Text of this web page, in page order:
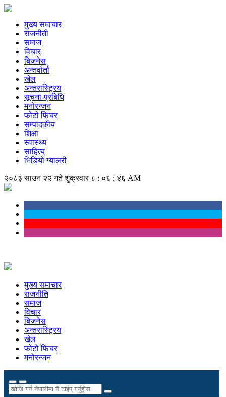
मुख्य समाचार
राजनीती
समाज
विचार
बिजनेस
अन्तर्वार्ता
खेल
अन्तरास्ट्रिय
सूचना-प्रबिधि
मनोरन्जन
फोटो फिचर
सम्पादकीय
शिक्षा
स्वास्थ्य
साहित्य
भिडियो ग्यालरी
२०८३ साउन २२ गते शुक्रवार ८ : ०६ : ४७ AM
मुख्य समाचार
राजनीति
समाज
विचार
बिजनेस
अन्तरास्ट्रिय
खेल
फोटो फिचर
मनोरन्जन